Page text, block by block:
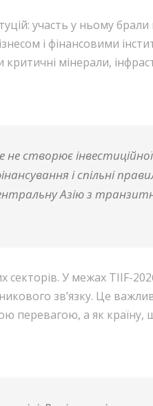
участь у ньому
і фінансовими
мінерали,
створює
і спільні
Азію з
У межах TIIF-
зв’язку. Це
а як країну,